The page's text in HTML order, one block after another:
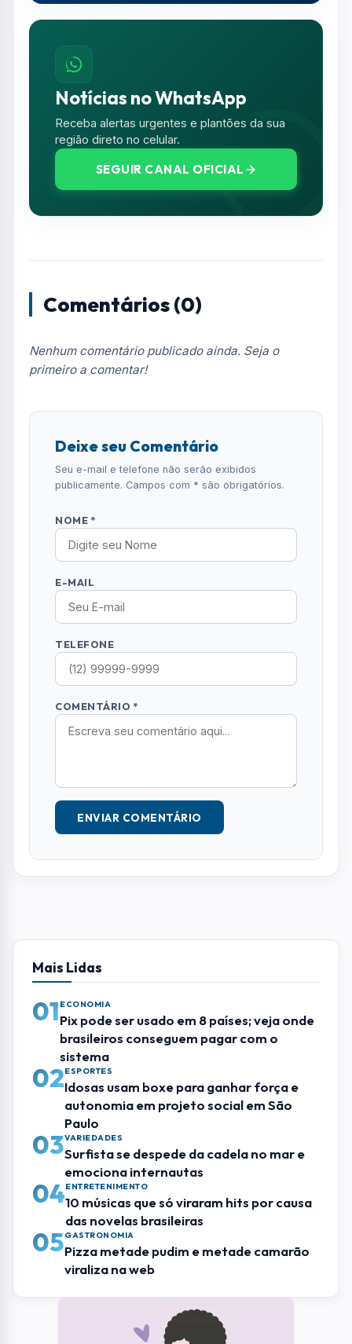
Notícias no WhatsApp
Receba alertas urgentes e plantões da sua
região direto no celular.
SEGUIR CANAL OFICIAL
Comentários (0)
Nenhum comentário publicado ainda. Seja o
primeiro a comentar!
Deixe seu Comentário
Seu e-mail e telefone não serão exibidos
publicamente. Campos com * são obrigatórios.
NOME *
E-MAIL
TELEFONE
COMENTÁRIO *
ENVIAR COMENTÁRIO
Mais Lidas
01 ECONOMIA
Pix pode ser usado em 8 países; veja onde
brasileiros conseguem pagar com o
sistema
02ESPORTES
Idosas usam boxe para ganhar força e
autonomia em projeto social em São
Paulo
03VARIEDADES
Surfista se despede da cadela no mar e
emociona internautas
04ENTRETENIMENTO
10 músicas que só viraram hits por causa
das novelas brasileiras
05GASTRONOMIA
Pizza metade pudim e metade camarão
viraliza na web